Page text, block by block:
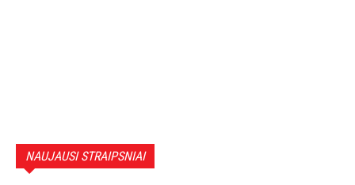
NAUJAUSI STRAIPSNIAI